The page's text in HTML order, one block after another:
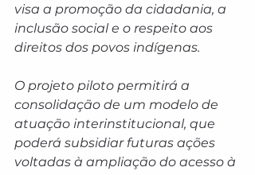
visa a promoção da cidadania, a
inclusão social e o respeito aos
direitos dos povos indígenas.
O projeto piloto permitirá a
consolidação de um modelo de
atuação interinstitucional, que
poderá subsidiar futuras ações
voltadas à ampliação do acesso à